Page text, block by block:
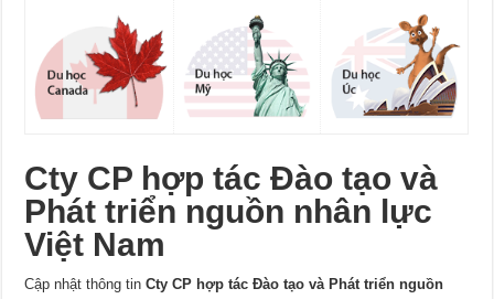
Cty CP hợp tác Đào tạo và
Phát triển nguồn nhân lực
Việt Nam
Cập nhật thông tinCty CP hợp tác Đào tạo và Phát triển nguồn